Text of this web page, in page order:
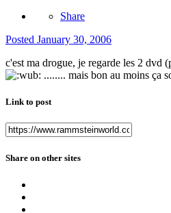
Share
Posted January 30, 2006
c'est ma drogue, je regarde les 2 dvd
........ mais bon au moins ça
Link to post
Share on other sites